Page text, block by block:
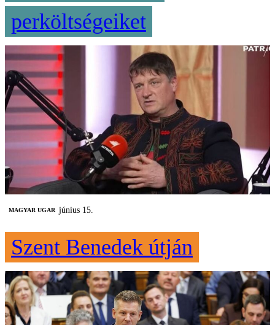
perköltségeiket
MAGYAR UGAR június 15.
Szent Benedek útján